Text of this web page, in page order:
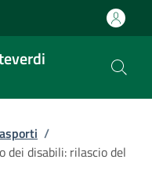
/
dei disabili: rilascio del